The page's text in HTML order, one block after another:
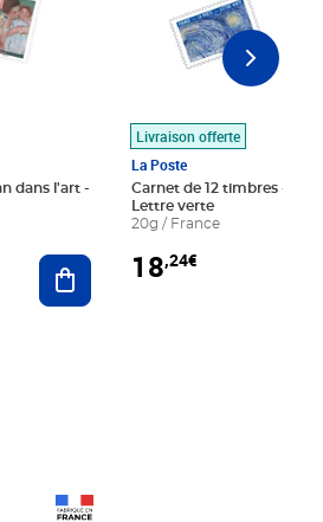
dans l'art -
Ajouter au panier
Livraison offerte
La Poste
Carnet de 12 timbres - Le
Lettre verte
20g / France
18,24€